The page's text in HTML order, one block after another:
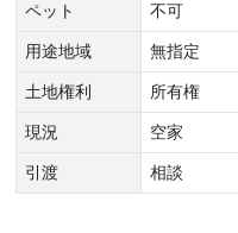
ペット 不可
用途地域 無指定
土地権利 所有権
現況 空家
引渡 相談